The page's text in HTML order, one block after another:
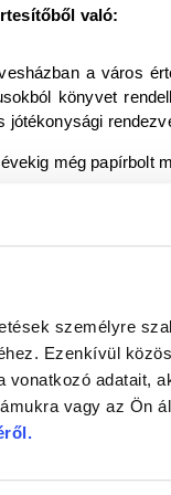
személyre
Ezenkívül
vonatkozó adatait,
vagy az Ön
.
való:
a város
könyvet
jótékonysági
még papírbolt
Tér
nyolcvan éve.
cikkei: